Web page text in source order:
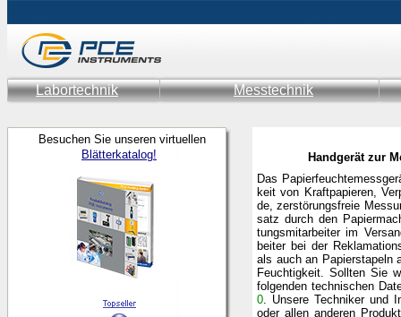
Labortechnik Messtechnik
Besuchen Sie unseren virtuellen
Blätterkatalog!
Handgerät zur
Das
keit von Kraftpapieren,
de, zerstörungsfreie
satz durch den
tungsmitarbeiter im
beiter bei der
als auch an Papierstapeln
Feuchtigkeit.Sollten Sie
folgenden technischen
0. Unsere Techniker und
oder allen anderen